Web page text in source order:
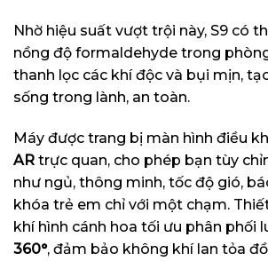
Nhờ hiệu suất vượt trội này, S9 có
nồng độ formaldehyde trong
thanh lọc các khí độc và bụi mịn,
sống trong lành, an toàn.
Máy được trang bị màn hình điều
AR trực quan, cho phép bạn tùy
như ngủ, thông minh, tốc độ gió,
khóa trẻ em chỉ với một chạm.
khí hình cánh hoa tối ưu phân phối
360°, đảm bảo không khí lan tỏa